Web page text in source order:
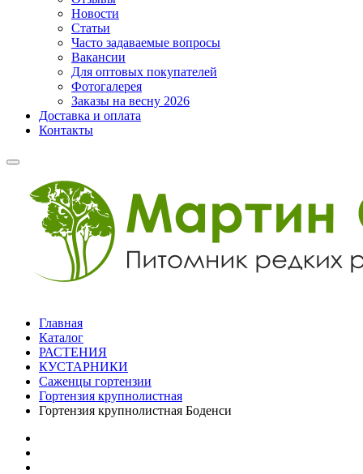
Новости
Статьи
Часто задаваемые вопросы
Вакансии
Для оптовых покупателей
Фотогалерея
Заказы на весну 2026
Доставка и оплата
Контакты
Главная
Каталог
РАСТЕНИЯ
КУСТАРНИКИ
Саженцы гортензии
Гортензия крупнолистная
Гортензия крупнолистная Боденси